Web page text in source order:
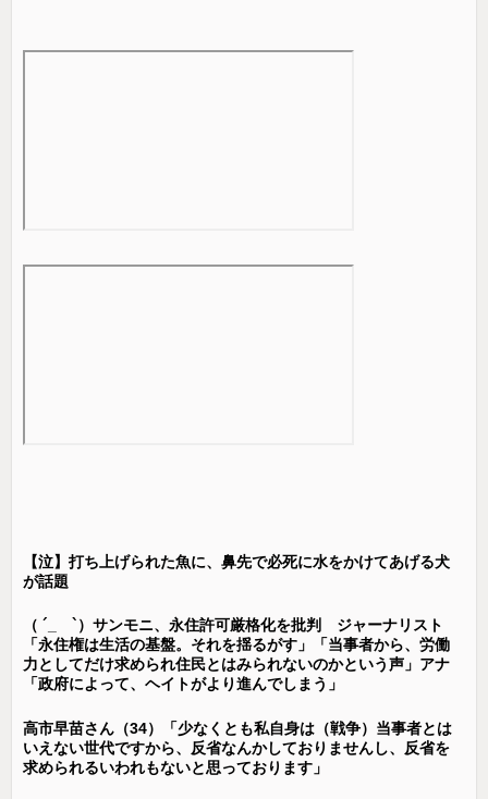
【泣】打ち上げられた魚に、鼻先で必死に水をかけてあげる犬
が話題
（ ´_ゝ`）サンモニ、永住許可厳格化を批判 ジャーナリスト
「永住権は生活の基盤。それを揺るがす」「当事者から、労働
力としてだけ求められ住民とはみられないのかという声」アナ
「政府によって、ヘイトがより進んでしまう」
高市早苗さん（34）「少なくとも私自身は（戦争）当事者とは
いえない世代ですから、反省なんかしておりませんし、反省を
求められるいわれもないと思っております」